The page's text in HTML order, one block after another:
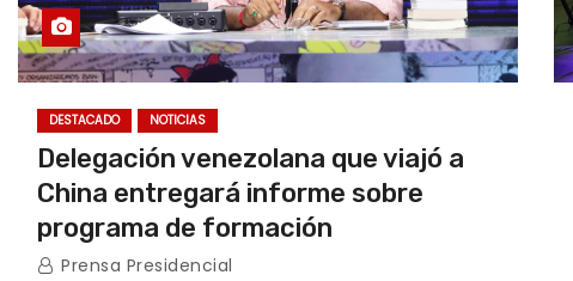
DESTACADO NOTICIAS
Delegación venezolana que viajó a
China entregará informe sobre
programa de formación
Prensa Presidencial